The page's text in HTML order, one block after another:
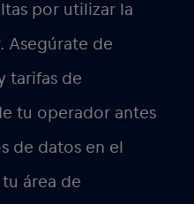
por utilizar la
Asegúrate de
tarifas de
tu operador antes
de datos en el
área de